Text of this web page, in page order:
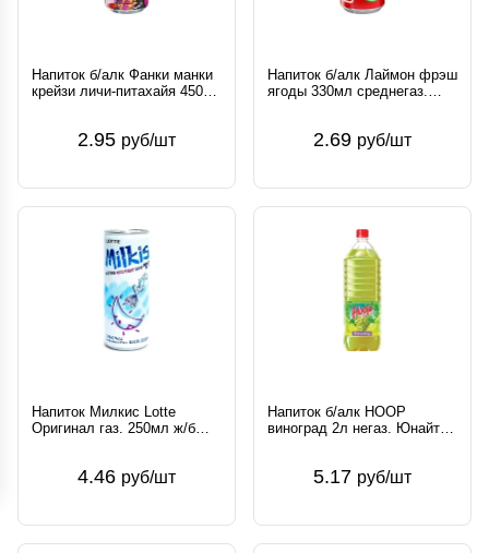
Напиток б/алк Фанки манки
крейзи личи-питахайя 450мл
2.95 руб/шт
Напиток б/алк Лаймон фрэш
ягоды 330мл среднегаз.
2.69 руб/шт
Напиток Милкис Lotte
Оригинал газ. 250мл ж/б
4.46 руб/шт
Напиток б/алк HOOP
виноград 2л негаз. Юнайтед
5.17 руб/шт